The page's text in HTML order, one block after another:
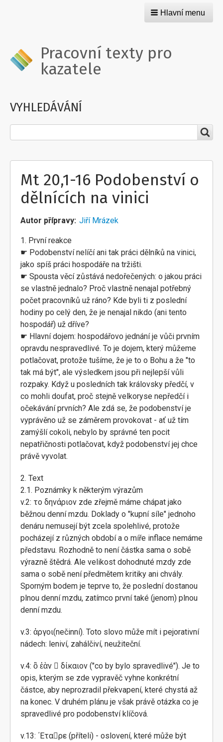
Hlavní menu
Pracovní texty pro
kazatele
VYHLEDÁVÁNÍ
Mt 20,1-16 Podobenství o
dělnících na vinici
Autor přípravy Jiří Mrázek
1. První reakce
☛ Podobenství nelíčí ani tak práci dělníků na vinici,
jako spíš práci hospodáře na tržišti.
☛ Spousta věcí zůstává nedořečených: o jakou práci
se vlastně jednalo? Proč vlastně nenajal potřebný
počet pracovníků už ráno? Kde byli ti z poslední
hodiny po celý den, že je nenajal nikdo (ani tento
hospodář) už dříve?
☛ Hlavní dojem: hospodářovo jednání je vůči prvním
opravdu nespravedlivé. To je dojem, který můžeme
potlačovat, protože tušíme, že je to o Bohu a že "to
tak má být", ale výsledkem jsou při nejlepší vůli
rozpaky. Když u posledních tak královsky předčí, v
co mohli doufat, proč stejně velkoryse nepředčí i
očekávání prvních? Ale zdá se, že podobenství je
vyprávěno už se záměrem provokovat - ať už tím
zamýšlí cokoli, nebylo by správné ten pocit
nepatřičnosti potlačovat, když podobenství jej chce
právě vyvolat.
2. Text
2.1. Poznámky k některým výrazům
v.2: το δηνάριον zde zřejmě máme chápat jako
běžnou denní mzdu. Doklady o "kupní síle" jednoho
denáru nemusejí být zcela spolehlivé, protože
pocházejí z různých období a o míře inflace nemáme
představu. Rozhodně to není částka sama o sobě
výrazně štědrá. Ale velikost dohodnuté mzdy zde
sama o sobě není předmětem kritiky ani chvály.
Sporným bodem je teprve to, že poslední dostanou
plnou denní mzdu, zatímco první také (jenom) plnou
denní mzdu.
v.3: ἀργοι(nečinní). Toto slovo může mít i pejorativní
nádech: leniví, zahálčiví, neužiteční.
v.4: ὃ ἐὰν  δίκαιον ("co by bylo spravedlivé"). Je to
opis, kterým se zde vypravěč vyhne konkrétní
částce, aby neprozradil překvapení, které chystá až
na konec. V druhém plánu je však právě otázka co je
spravedlivé pro podobenství klíčová.
v.13: ΄Εταρε (příteli) - oslovení, které může být